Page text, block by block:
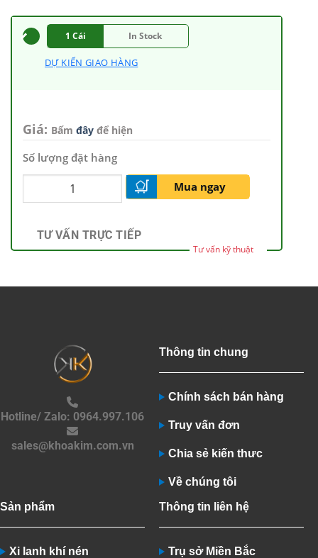
1 Cái In Stock
DỰ KIẾN GIAO HÀNG
Giá: Bấm đây để hiện
Số lượng đặt hàng
Mua ngay
TƯ VẤN TRỰC TIẾP
Tư vấn kỹ thuật
Hotline/ Zalo: 0964.997.106
sales@khoakim.com.vn
Thông tin chung
Chính sách bán hàng
Truy vấn đơn
Chia sẻ kiến thưc
Về chúng tôi
Sản phẩm
Xi lanh khí nén
Thông tin liên hệ
Trụ sở Miền Bắc